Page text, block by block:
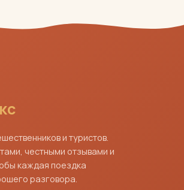
и туристов.
честными отзывами и
каждая поездка
разговора.